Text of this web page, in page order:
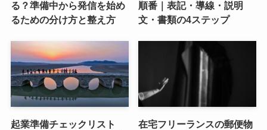
る？準備中から発信を始め
るための分け方と整え方
順番｜表記・導線・説明
文・書類の4ステップ
起業準備チェックリスト
在宅フリーランスの郵便物